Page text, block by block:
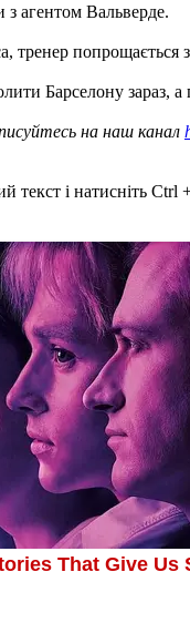
з агентом Вальверде.
тренер попрощається
Барселону зараз,
на наш канал
текст і натисніть